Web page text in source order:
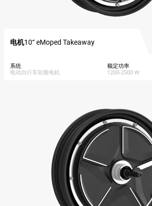
电机10‘’ eMoped Takeaway
系统
电动自行车轮毂电机
额定功率
1200-2500 W